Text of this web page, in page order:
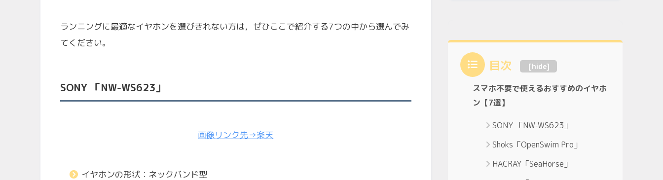
ランニングに最適なイヤホンを選びきれない方は，ぜひここで紹介する7つの中から選んでみ
てください。
SONY 「NW-WS623」
画像リンク先→楽天
イヤホンの形状：ネックバンド型
目次 [hide]
スマホ不要で使えるおすすめのイヤホ
ン【7選】
SONY 「NW-WS623」
Shoks「OpenSwim Pro」
HACRAY「SeaHorse」